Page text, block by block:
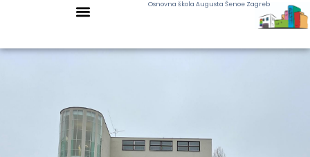
Osnovna škola Augusta Šenoe Zagreb